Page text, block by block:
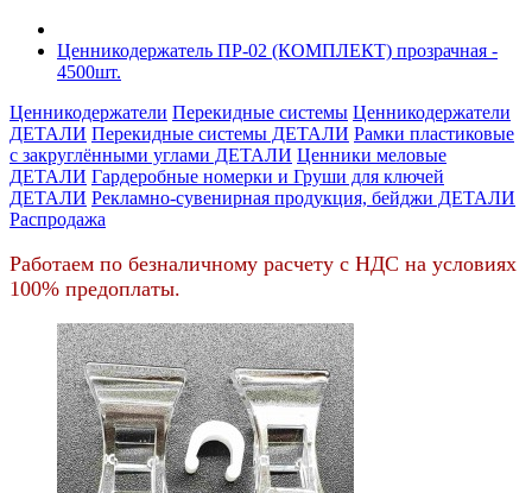
Ценникодержатель ПР-02 (КОМПЛЕКТ) прозрачная -
4500шт.
Ценникодержатели Перекидные системы Ценникодержатели
ДЕТАЛИ Перекидные системы ДЕТАЛИ Рамки пластиковые
c закруглёнными углами ДЕТАЛИ Ценники меловые
ДЕТАЛИ Гардеробные номерки и Груши для ключей
ДЕТАЛИ Рекламно-сувенирная продукция, бейджи ДЕТАЛИ
Распродажа
Работаем по безналичному расчету с НДС на условиях
100% предоплаты.